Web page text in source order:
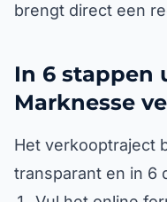
brengt direct een
In 6 stappen
Marknesse
Het verkooptraject
transparant en in 6